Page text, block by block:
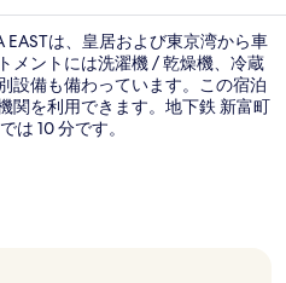
は、皇居および東京湾から車
メントには洗濯機 / 乾燥機、冷蔵
設備も備わっています。この宿泊
関を利用できます。地下鉄 新富町
は 10 分です。